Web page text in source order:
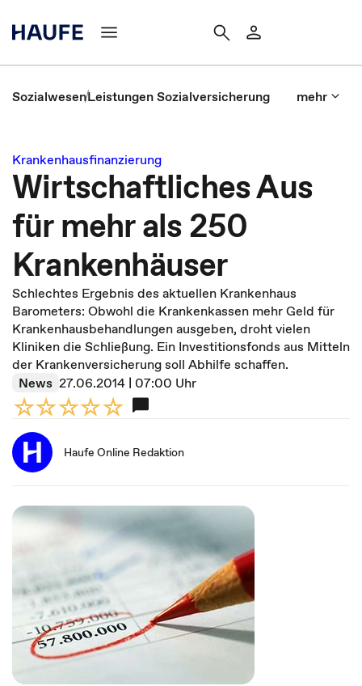
SozialwesenLeistungen Sozialversicherung mehr
Krankenhausfinanzierung
Wirtschaftliches Aus
für mehr als 250
Krankenhäuser
Schlechtes Ergebnis des aktuellen Krankenhaus
Barometers: Obwohl die Krankenkassen mehr Geld für
Krankenhausbehandlungen ausgeben, droht vielen
Kliniken die Schließung. Ein Investitionsfonds aus Mitteln
der Krankenversicherung soll Abhilfe schaffen.
News 27.06.2014 | 07:00 Uhr
Haufe Online Redaktion